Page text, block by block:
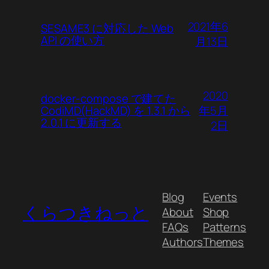
SESAME3 に対応した Web
API の使い方
2021年6
月13日
docker-compose で建てた
CodiMD(HackMD) を 1.3.1 から
2.0.1 に更新する
2020
年5月
2日
くらつきねっと
Blog
About
FAQs
Authors
Events
Shop
Patterns
Themes